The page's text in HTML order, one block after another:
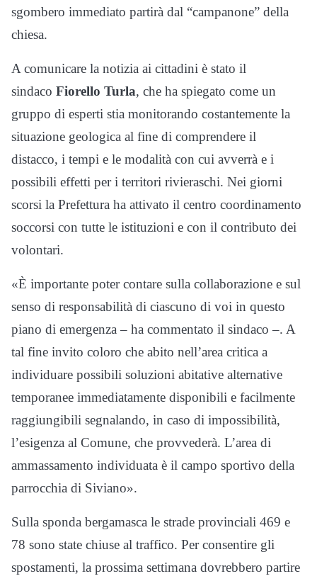
sgombero immediato partirà dal “campanone” della
chiesa.
A comunicare la notizia ai cittadini è stato il
sindaco Fiorello Turla, che ha spiegato come un
gruppo di esperti stia monitorando costantemente la
situazione geologica al fine di comprendere il
distacco, i tempi e le modalità con cui avverrà e i
possibili effetti per i territori rivieraschi. Nei giorni
scorsi la Prefettura ha attivato il centro coordinamento
soccorsi con tutte le istituzioni e con il contributo dei
volontari.
«È importante poter contare sulla collaborazione e sul
senso di responsabilità di ciascuno di voi in questo
piano di emergenza – ha commentato il sindaco –. A
tal fine invito coloro che abito nell’area critica a
individuare possibili soluzioni abitative alternative
temporanee immediatamente disponibili e facilmente
raggiungibili segnalando, in caso di impossibilità,
l’esigenza al Comune, che provvederà. L’area di
ammassamento individuata è il campo sportivo della
parrocchia di Siviano».
Sulla sponda bergamasca le strade provinciali 469 e
78 sono state chiuse al traffico. Per consentire gli
spostamenti, la prossima settimana dovrebbero partire